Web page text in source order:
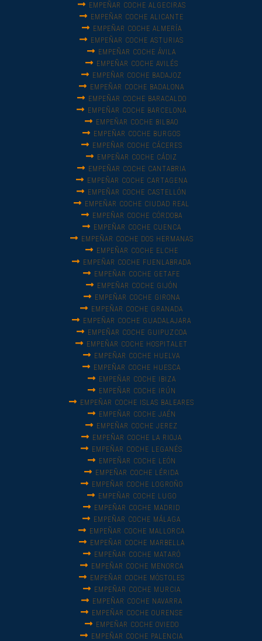
EMPEÑAR COCHE ALGECIRAS
EMPEÑAR COCHE ALICANTE
EMPEÑAR COCHE ALMERÍA
EMPEÑAR COCHE ASTURIAS
EMPEÑAR COCHE ÁVILA
EMPEÑAR COCHE AVILÉS
EMPEÑAR COCHE BADAJOZ
EMPEÑAR COCHE BADALONA
EMPEÑAR COCHE BARACALDO
EMPEÑAR COCHE BARCELONA
EMPEÑAR COCHE BILBAO
EMPEÑAR COCHE BURGOS
EMPEÑAR COCHE CÁCERES
EMPEÑAR COCHE CÁDIZ
EMPEÑAR COCHE CANTABRIA
EMPEÑAR COCHE CARTAGENA
EMPEÑAR COCHE CASTELLÓN
EMPEÑAR COCHE CIUDAD REAL
EMPEÑAR COCHE CÓRDOBA
EMPEÑAR COCHE CUENCA
EMPEÑAR COCHE DOS HERMANAS
EMPEÑAR COCHE ELCHE
EMPEÑAR COCHE FUENLABRADA
EMPEÑAR COCHE GETAFE
EMPEÑAR COCHE GIJÓN
EMPEÑAR COCHE GIRONA
EMPEÑAR COCHE GRANADA
EMPEÑAR COCHE GUADALAJARA
EMPEÑAR COCHE GUIPUZCOA
EMPEÑAR COCHE HOSPITALET
EMPEÑAR COCHE HUELVA
EMPEÑAR COCHE HUESCA
EMPEÑAR COCHE IBIZA
EMPEÑAR COCHE IRÚN
EMPEÑAR COCHE ISLAS BALEARES
EMPEÑAR COCHE JAÉN
EMPEÑAR COCHE JEREZ
EMPEÑAR COCHE LA RIOJA
EMPEÑAR COCHE LEGANÉS
EMPEÑAR COCHE LEÓN
EMPEÑAR COCHE LÉRIDA
EMPEÑAR COCHE LOGROÑO
EMPEÑAR COCHE LUGO
EMPEÑAR COCHE MADRID
EMPEÑAR COCHE MÁLAGA
EMPEÑAR COCHE MALLORCA
EMPEÑAR COCHE MARBELLA
EMPEÑAR COCHE MATARÓ
EMPEÑAR COCHE MENORCA
EMPEÑAR COCHE MÓSTOLES
EMPEÑAR COCHE MURCIA
EMPEÑAR COCHE NAVARRA
EMPEÑAR COCHE OURENSE
EMPEÑAR COCHE OVIEDO
EMPEÑAR COCHE PALENCIA